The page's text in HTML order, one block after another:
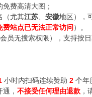
费高清大图；
（尤其江苏 安徽地区），
费站点已无法正常访问 ）。
会员无搜索权限），支持按
小时内扫码连续赞助 2 个年
， 不接受任何理由退款 ，